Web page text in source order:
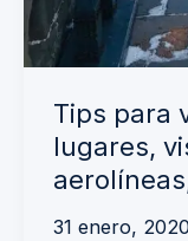
Tips para
lugares,
31 enero, 2020